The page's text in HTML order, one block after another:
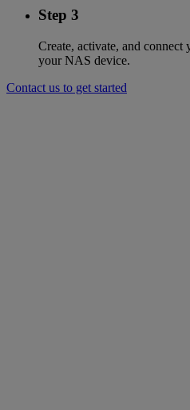
Step 3
Create, activate, and
your NAS device.
Contact us to get started